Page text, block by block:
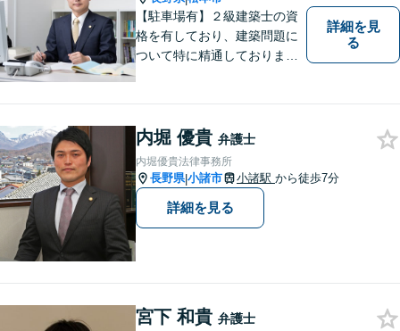
【駐車場有】２級建築士の資
格を有しており、建築問題に
ついて特に精通しておりま
忙しい方もお気軽にご相談く
ださい。
詳細を見
る
内堀 優貴 弁護士
内堀優貴法律事務所
長野県|小諸市 小諸駅 から徒歩7分
詳細を見る
宮下 和貴 弁護士